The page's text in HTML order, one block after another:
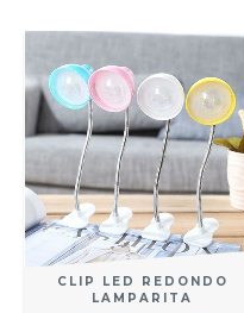
CLIP LED REDONDO
LAMPARITA